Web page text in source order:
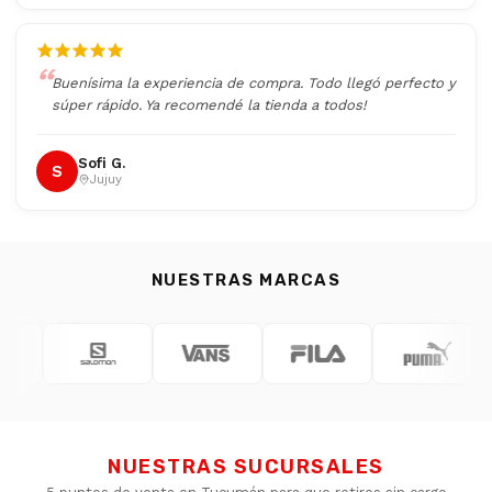
Buenísima la experiencia de compra. Todo llegó perfecto y
súper rápido. Ya recomendé la tienda a todos!
S Sofi G.
Jujuy
NUESTRAS MARCAS
NUESTRAS SUCURSALES